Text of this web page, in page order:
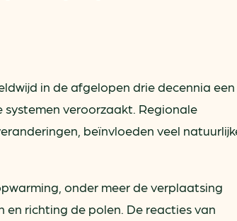
in de afgelopen drie decennia een
veroorzaakt. Regionale
beïnvloeden veel
onder meer de verplaatsing
richting de polen. De reacties van